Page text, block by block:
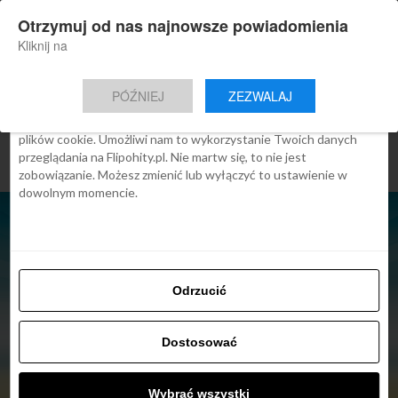
Nowa aplikacja Flipohity
Aktualne wiadomości, artykuły, TOP
Instalacja
Last Mynyt, Rabacik albo
Zgoda Szczegóły O cookies
Ta strona używa plików cookies
We Flipo robimy wszystko, aby pokazać Ci tylko te treści, które
plików cookie. Umożliwi nam to wykorzystanie Twoich danych
przeglądania na Flipohity.pl. Nie martw się, to nie jest
zobowiązanie. Możesz zmienić lub wyłączyć to ustawienie w
dowolnym momencie.
Odrzucić
Dostosować
Wybrać wszystki
Otrzymuj od nas najnowsze powiadomienia
Kliknij na
PÓŹNIEJ ZEZWALAJ